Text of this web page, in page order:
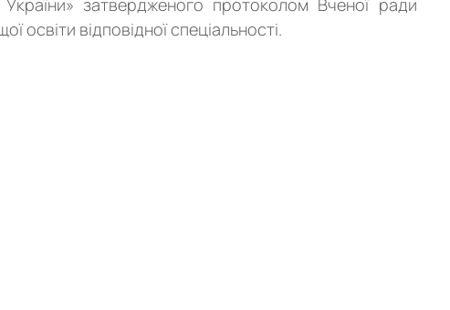
України» затвердженого протоколом Вченої ради
відповідної спеціальності.